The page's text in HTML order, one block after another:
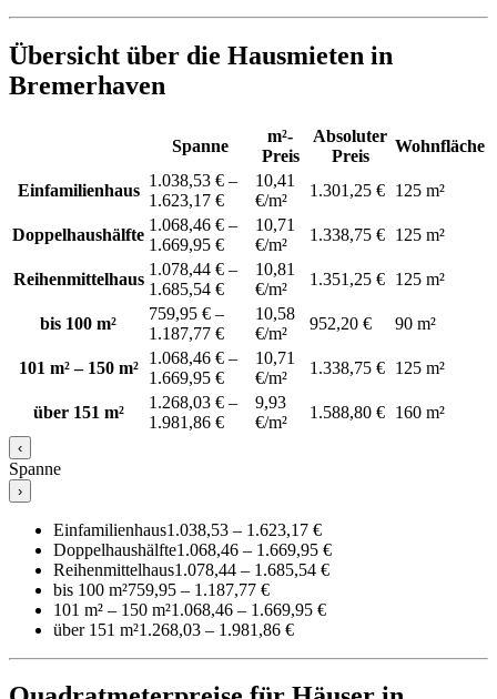
Übersicht über die Hausmieten in
Bremerhaven
Spanne
m²-
Preis
Absoluter
Preis
Wohnfläche
Einfamilienhaus
1.038,53 € –
1.623,17 €
10,41
€/m²
1.301,25 € 125 m²
Doppelhaushälfte
1.068,46 € –
1.669,95 €
10,71
€/m²
1.338,75 € 125 m²
Reihenmittelhaus
1.078,44 € –
1.685,54 €
10,81
€/m²
1.351,25 € 125 m²
bis 100 m²
759,95 € –
1.187,77 €
10,58
€/m²
952,20 € 90 m²
101 m² – 150 m²
1.068,46 € –
1.669,95 €
10,71
€/m²
1.338,75 € 125 m²
über 151 m²
1.268,03 € –
1.981,86 €
9,93
€/m²
1.588,80 € 160 m²
‹
Spanne
›
Einfamilienhaus1.038,53 – 1.623,17 €
Doppelhaushälfte1.068,46 – 1.669,95 €
Reihenmittelhaus1.078,44 – 1.685,54 €
bis 100 m²759,95 – 1.187,77 €
101 m² – 150 m²1.068,46 – 1.669,95 €
über 151 m²1.268,03 – 1.981,86 €